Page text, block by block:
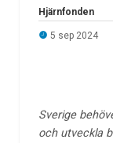
Hjärnfonden
5 sep 2024
Sverige
och utveckla